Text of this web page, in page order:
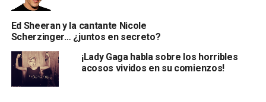
Ed Sheeran y la cantante Nicole
Scherzinger… ¿juntos en secreto?
¡Lady Gaga habla sobre los horribles
acosos vividos en su comienzos!